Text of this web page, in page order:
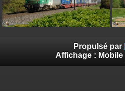
Propulsé par
Affichage : Mobile